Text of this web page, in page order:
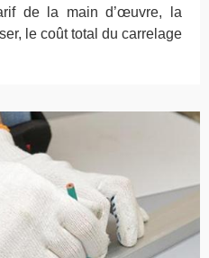
de la main d’œuvre, la
le coût total du carrelage